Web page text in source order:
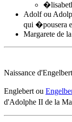
Adolf ou
qui �pousera
Margarete de
Naissance
Englebert ou
d'Adolphe II de la